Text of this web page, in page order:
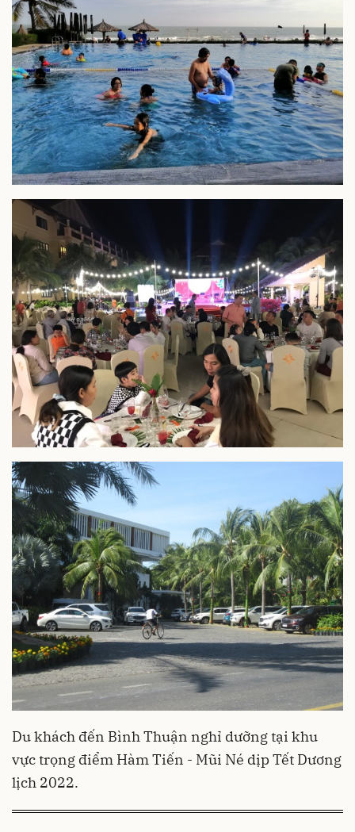
Du khách đến Bình Thuận nghỉ dưỡng tại khu
vực trọng điểm Hàm Tiến - Mũi Né dịp Tết Dương
lịch 2022.